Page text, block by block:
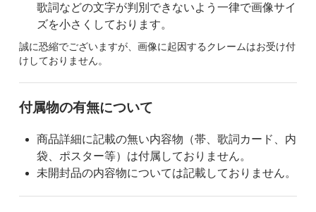
歌詞などの文字が判別できないよう一律で画像サイ
ズを小さくしております。
誠に恐縮でございますが、画像に起因するクレームはお受け付
けしておりません。
付属物の有無について
商品詳細に記載の無い内容物（帯、歌詞カード、内
袋、ポスター等）は付属しておりません。
未開封品の内容物については記載しておりません。